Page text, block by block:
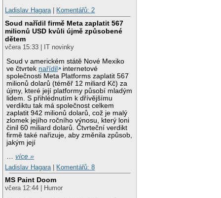
Ladislav Hagara| Komentářů: 2
Soud nařídil firmě Meta zaplatit 567
milionů USD kvůli újmě způsobené
dětem
včera 15:33 | IT novinky
Soud v americkém státě Nové Mexiko
ve čtvrtek nařídil
internetové
společnosti Meta Platforms zaplatit 567
milionů dolarů (téměř 12 miliard Kč) za
újmy, které její platformy působí mladým
lidem. S přihlédnutím k dřívějšímu
verdiktu tak má společnost celkem
zaplatit 942 milionů dolarů, což je malý
zlomek jejího ročního výnosu, který loni
činil 60 miliard dolarů. Čtvrteční verdikt
firmě také nařizuje, aby změnila způsob,
jakým její
…více »
Ladislav Hagara
Komentářů: 8
MS Paint Doom
včera 12:44 | Humor